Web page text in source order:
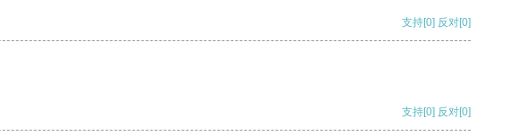
支持[0] 反对[0]
支持[0] 反对[0]